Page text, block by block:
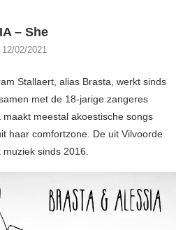
– She
12/02/2021
Stallaert, alias Brasta, werkt sinds
met de 18-jarige zangeres
maakt meestal akoestische songs
haar comfortzone. De uit Vilvoorde
sinds 2016.